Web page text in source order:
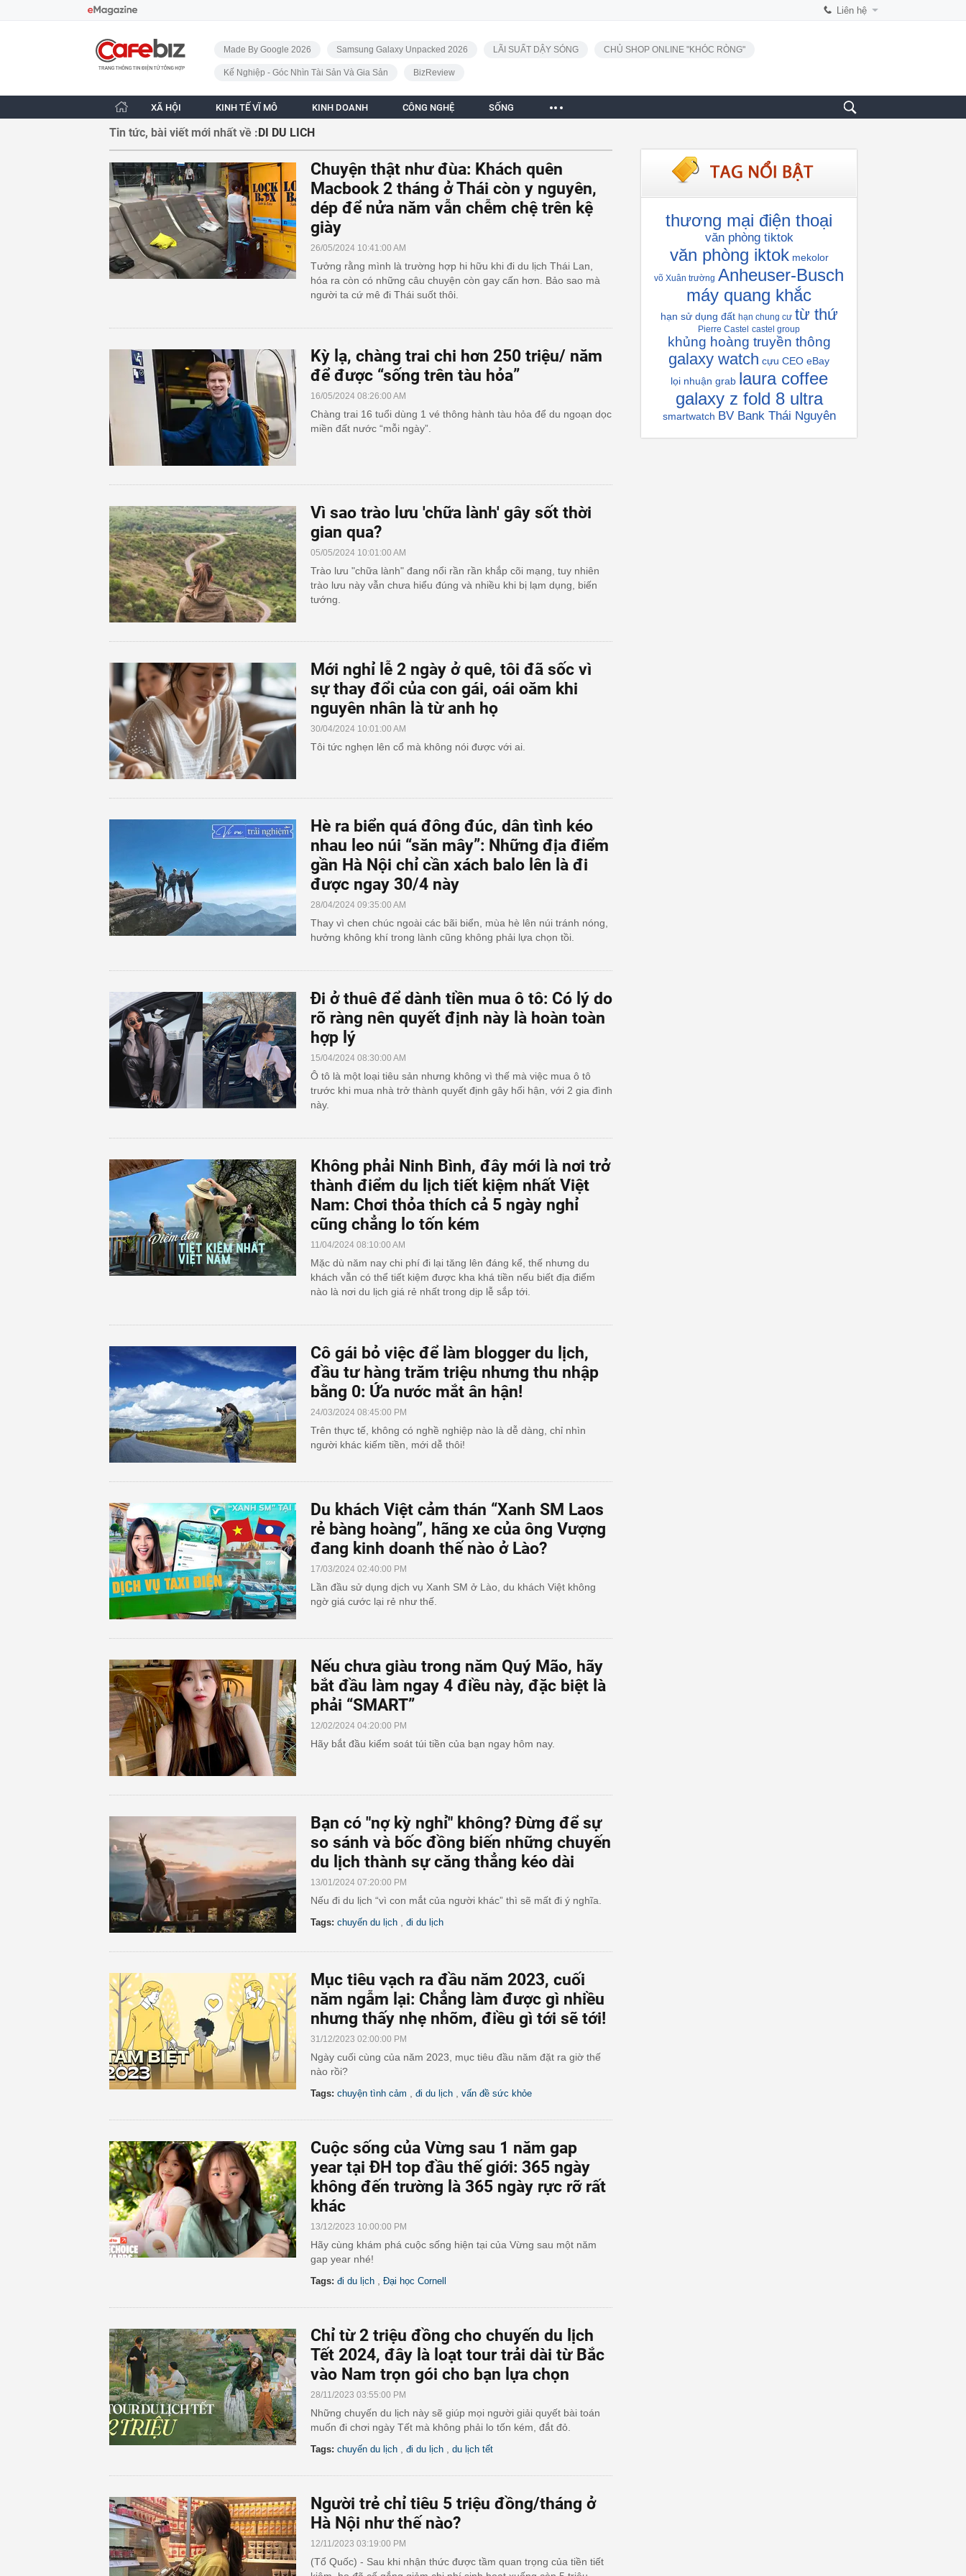
Liên hệ
CafeBiz - Trang chủ
Made By Google 2026
Samsung Galaxy Unpacked 2026 LÃI SUẤT DẬY SÓNG CHỦ SHOP ONLINE "KHÓC RÒNG"
Kế Nghiệp - Góc Nhìn Tài Sản Và Gia Sản BizReview
XÃ HỘI KINH TẾ VĨ MÔ KINH DOANH CÔNG NGHỆ SỐNG
Tin tức, bài viết mới nhất về :DI DU LICH
Chuyện thật như đùa: Khách quên
Macbook 2 tháng ở Thái còn y nguyên,
dép để nửa năm vẫn chễm chệ trên kệ
giày
26/05/2024 10:41:00 AM
Tưởng rằng mình là trường hợp hi hữu khi đi du lịch Thái Lan,
hóa ra còn có những câu chuyện còn gay cấn hơn. Bảo sao mà
người ta cứ mê đi Thái suốt thôi.
Kỳ lạ, chàng trai chi hơn 250 triệu/ năm
để được “sống trên tàu hỏa”
16/05/2024 08:26:00 AM
Chàng trai 16 tuổi dùng 1 vé thông hành tàu hỏa để du ngoạn dọc
miền đất nước “mỗi ngày”.
Vì sao trào lưu 'chữa lành' gây sốt thời
gian qua?
05/05/2024 10:01:00 AM
Trào lưu "chữa lành" đang nổi rần rần khắp cõi mạng, tuy nhiên
trào lưu này vẫn chưa hiểu đúng và nhiều khi bị lạm dụng, biến
tướng.
Mới nghỉ lễ 2 ngày ở quê, tôi đã sốc vì
sự thay đổi của con gái, oái oăm khi
nguyên nhân là từ anh họ
30/04/2024 10:01:00 AM
Tôi tức nghẹn lên cổ mà không nói được với ai.
Hè ra biển quá đông đúc, dân tình kéo
nhau leo núi “săn mây”: Những địa điểm
gần Hà Nội chỉ cần xách balo lên là đi
được ngay 30/4 này
28/04/2024 09:35:00 AM
Thay vì chen chúc ngoài các bãi biển, mùa hè lên núi tránh nóng,
hưởng không khí trong lành cũng không phải lựa chọn tồi.
Đi ở thuê để dành tiền mua ô tô: Có lý do
rõ ràng nên quyết định này là hoàn toàn
hợp lý
15/04/2024 08:30:00 AM
Ô tô là một loại tiêu sản nhưng không vì thế mà việc mua ô tô
trước khi mua nhà trở thành quyết định gây hối hận, với 2 gia đình
này.
Không phải Ninh Bình, đây mới là nơi trở
thành điểm du lịch tiết kiệm nhất Việt
Nam: Chơi thỏa thích cả 5 ngày nghỉ
cũng chẳng lo tốn kém
11/04/2024 08:10:00 AM
Mặc dù năm nay chi phí đi lại tăng lên đáng kể, thế nhưng du
khách vẫn có thể tiết kiệm được kha khá tiền nếu biết địa điểm
nào là nơi du lịch giá rẻ nhất trong dịp lễ sắp tới.
Cô gái bỏ việc để làm blogger du lịch,
đầu tư hàng trăm triệu nhưng thu nhập
bằng 0: Ứa nước mắt ân hận!
24/03/2024 08:45:00 PM
Trên thực tế, không có nghề nghiệp nào là dễ dàng, chỉ nhìn
người khác kiếm tiền, mới dễ thôi!
Du khách Việt cảm thán “Xanh SM Laos
rẻ bàng hoàng”, hãng xe của ông Vượng
đang kinh doanh thế nào ở Lào?
17/03/2024 02:40:00 PM
Lần đầu sử dụng dịch vụ Xanh SM ở Lào, du khách Việt không
ngờ giá cước lại rẻ như thế.
Nếu chưa giàu trong năm Quý Mão, hãy
bắt đầu làm ngay 4 điều này, đặc biệt là
phải “SMART”
12/02/2024 04:20:00 PM
Hãy bắt đầu kiểm soát túi tiền của bạn ngay hôm nay.
Bạn có "nợ kỳ nghỉ" không? Đừng để sự
so sánh và bốc đồng biến những chuyến
du lịch thành sự căng thẳng kéo dài
13/01/2024 07:20:00 PM
Nếu đi du lịch “vì con mắt của người khác” thì sẽ mất đi ý nghĩa.
Tags: chuyến du lịch đi du lịch
Mục tiêu vạch ra đầu năm 2023, cuối
năm ngẫm lại: Chẳng làm được gì nhiều
nhưng thấy nhẹ nhõm, điều gì tới sẽ tới!
31/12/2023 02:00:00 PM
Ngày cuối cùng của năm 2023, mục tiêu đầu năm đặt ra giờ thế
nào rồi?
Tags: chuyện tình cảm đi du lịch vấn đề sức khỏe
Cuộc sống của Vừng sau 1 năm gap
year tại ĐH top đầu thế giới: 365 ngày
không đến trường là 365 ngày rực rỡ rất
khác
13/12/2023 10:00:00 PM
Hãy cùng khám phá cuộc sống hiện tại của Vừng sau một năm
gap year nhé!
Tags: đi du lịch Đại học Cornell
Chỉ từ 2 triệu đồng cho chuyến du lịch
Tết 2024, đây là loạt tour trải dài từ Bắc
vào Nam trọn gói cho bạn lựa chọn
28/11/2023 03:55:00 PM
Những chuyến du lịch này sẽ giúp mọi người giải quyết bài toán
muốn đi chơi ngày Tết mà không phải lo tốn kém, đắt đỏ.
Tags: chuyến du lịch đi du lịch du lịch tết
Người trẻ chỉ tiêu 5 triệu đồng/tháng ở
Hà Nội như thế nào?
12/11/2023 03:19:00 PM
(Tổ Quốc) - Sau khi nhận thức được tầm quan trọng của tiền tiết
thương mại điện thoại
văn phòng tiktok
văn phòng iktok mekolor
võ Xuân trường Anheuser-Busch
máy quang khắc
hạn sử dụng đất hạn chung cư từ thứ
Pierre Castel castel group
khủng hoàng truyền thông
galaxy watch cựu CEO eBay
lọi nhuận grab laura coffee
galaxy z fold 8 ultra
smartwatch BV Bank Thái Nguyên